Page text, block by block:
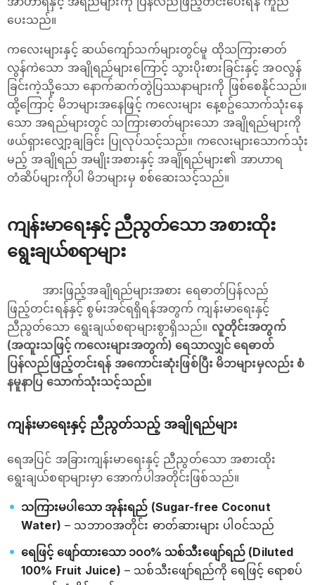
ပေးသည်။
ကလေးများနှင့် ဆယ်ကျော်သက်များတွင်မူ ထိုသကြားဓာတ်
လွန်ကဲသော အချိုရည်များကြောင့် သွားပိုးစားခြင်းနှင့် အဝလွန်
ခြင်းကဲ့သို့သော နောက်ဆက်တွဲပြဿနာများကို ဖြစ်စေနိုင်သည်။
ထို့ကြောင့် မိဘများအနေဖြင့် ကလေးများ နေ့စဥ်သောက်သုံးနေ
သော အရည်များတွင် သကြားဓာတ်များသော အချိုရည်များကို
ဖယ်ရှားလျှော့ချခြင်း ပြုလုပ်သင့်သည်။ ကလေးများသောက်သုံး
မည့် အချိုရည် အမျိုးအစားနှင့် အချိုရည်များ၏ အာဟာရ
တံဆိပ်များကိုပါ မိဘများမှ စစ်ဆေးသင့်သည်။
ကျန်းမာရေးနှင့် ညီညွတ်သော အစားထိုး
ရွေးချယ်စရာများ
အားဖြည့်အချိုရည်များအစား ရေဓာတ်ပြန်လည်
ဖြည့်တင်းရန်နှင့် စွမ်းအင်ရရှိရန်အတွက် ကျန်းမာရေးနှင့်
ညီညွတ်သော ရွေးချယ်စရာများစွာရှိသည်။ လူတိုင်းအတွက်
(အထူးသဖြင့် ကလေးများအတွက်) ရေသာလျှင် ရေဓာတ်
ပြန်လည်ဖြည့်တင်းရန် အကောင်းဆုံးဖြစ်ပြီး မိဘများမှလည်း စံ
နမူနာပြ သောက်သုံးသင့်သည်။
ကျန်းမာရေးနှင့် ညီညွတ်သည့် အချိုရည်များ
ရေအပြင် အခြားကျန်းမာရေးနှင့် ညီညွတ်သော အစားထိုး
ရွေးချယ်စရာများမှာ အောက်ပါအတိုင်းဖြစ်သည်။
သကြားမပါသော အုန်းရည် (Sugar-free Coconut
Water) – သဘာဝအတိုင်း ဓာတ်ဆားများ ပါဝင်သည်
ရေဖြင့် ဖျော်ထားသော ၁၀၀% သစ်သီးဖျော်ရည် (Diluted
100% Fruit Juice) – သစ်သီးဖျော်ရည်ကို ရေဖြင့် ရောစပ်